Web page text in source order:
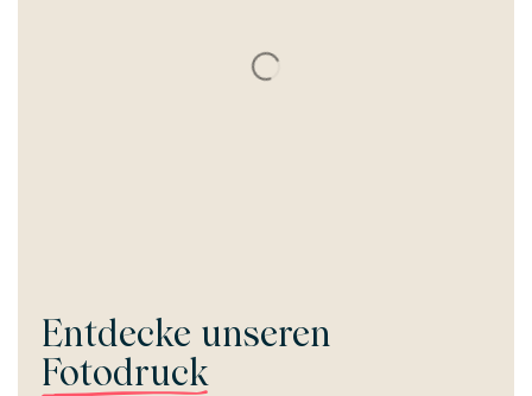
Entdecke unseren
Fotodruck